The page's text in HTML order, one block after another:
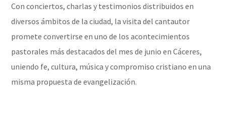
Con conciertos, charlas y testimonios distribuidos en
diversos ámbitos de la ciudad, la visita del cantautor
promete convertirse en uno de los acontecimientos
pastorales más destacados del mes de junio en Cáceres,
uniendo fe, cultura, música y compromiso cristiano en una
misma propuesta de evangelización.